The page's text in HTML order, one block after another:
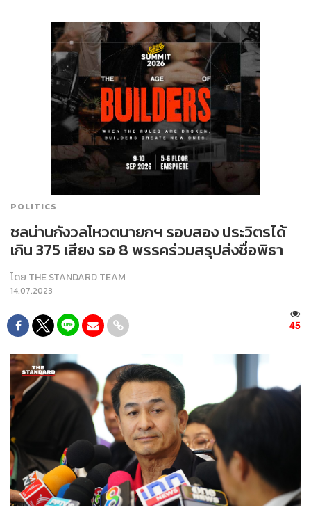
POLITICS
ชลน่านกังวลโหวตนายกฯ รอบสอง ประวิตรได้
เกิน 375 เสียง รอ 8 พรรคร่วมสรุปส่งชื่อพิธา
โดย THE STANDARD TEAM
14.07.2023
45